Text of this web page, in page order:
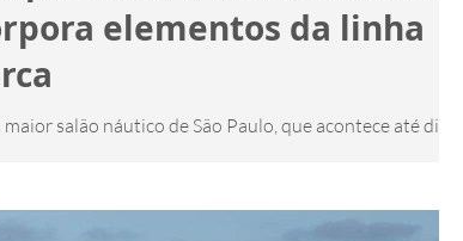
elementos da linha
salão náutico de São Paulo, que acontece até dia 26